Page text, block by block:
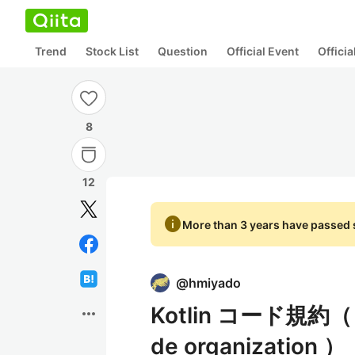
Trend Stock List Question Official Event
8
12
more_horiz
infoMore than 3 years have passed
@hmiyado
Kotlin コード規約
de organization ）